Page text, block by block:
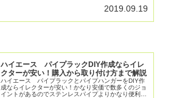
も有効です。車中泊のポイントとやり方を紹介しま
2019.09.19
ハイエース パイプラックDIY作成ならイレ
クターが安い！購入から取り付け方まで解説
ハイエース パイプラックとパイプハンガーをDIY作
成ならイレクターが安い！かなり安価で数多くのジョ
イントがあるのでステンレスパイプよりかなり便利で